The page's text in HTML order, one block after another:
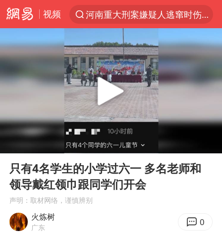
视频
河南重大刑案嫌疑人逃窜时伤害多人
解锁各地夏日限定体验
浙江上海等地有大雨或暴雨
美国出手托日元背后
金饰克价一夜涨回1300元
视频丨中国东方电气集团原党组副书记、董事宋致远被查
白海豚将正面袭击贯穿浙江
多家A股公司收到美国关税退款
浙江台州《告全体市民书》
酒店回应车内过夜被收150元
Play
只有4名学生的小学过六一 多名老师和
领导戴红领巾跟同学们开会
声明：取材网络，谨慎辨别
火炼树
广东 0